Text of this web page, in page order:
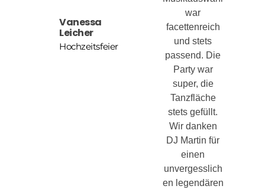
Vanessa
Leicher
Hochzeitsfeier
war
facettenreich
und stets
passend. Die
Party war
super, die
Tanzfläche
stets gefüllt.
Wir danken
DJ Martin für
einen
unvergesslich
en legendären